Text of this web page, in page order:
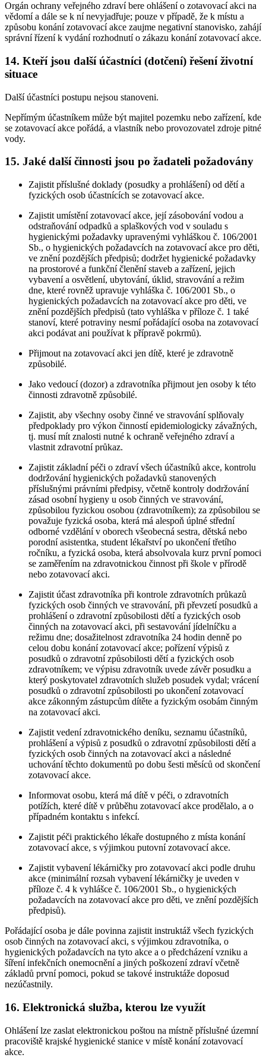
Orgán ochrany veřejného zdraví bere ohlášení o zotavovací akci na
vědomí a dále se k ní nevyjadřuje; pouze v případě, že k místu a
způsobu konání zotavovací akce zaujme negativní stanovisko, zahájí
správní řízení k vydání rozhodnutí o zákazu konání zotavovací akce.
14. Kteří jsou další účastníci (dotčení) řešení životní
situace
Další účastníci postupu nejsou stanoveni.
Nepřímým účastníkem může být majitel pozemku nebo zařízení, kde
se zotavovací akce pořádá, a vlastník nebo provozovatel zdroje pitné
vody.
15. Jaké další činnosti jsou po žadateli požadovány
Zajistit příslušné doklady (posudky a prohlášení) od dětí a
fyzických osob účastnících se zotavovací akce.
Zajistit umístění zotavovací akce, její zásobování vodou a
odstraňování odpadků a splaškových vod v souladu s
hygienickými požadavky upravenými vyhláškou č. 106/2001
Sb., o hygienických požadavcích na zotavovací akce pro děti,
ve znění pozdějších předpisů; dodržet hygienické požadavky
na prostorové a funkční členění staveb a zařízení, jejich
vybavení a osvětlení, ubytování, úklid, stravování a režim
dne, které rovněž upravuje vyhláška č. 106/2001 Sb., o
hygienických požadavcích na zotavovací akce pro děti, ve
znění pozdějších předpisů (tato vyhláška v příloze č. 1 také
stanoví, které potraviny nesmí pořádající osoba na zotavovací
akci podávat ani používat k přípravě pokrmů).
Přijmout na zotavovací akci jen dítě, které je zdravotně
způsobilé.
Jako vedoucí (dozor) a zdravotníka přijmout jen osoby k této
činnosti zdravotně způsobilé.
Zajistit, aby všechny osoby činné ve stravování splňovaly
předpoklady pro výkon činností epidemiologicky závažných,
tj. musí mít znalosti nutné k ochraně veřejného zdraví a
vlastnit zdravotní průkaz.
Zajistit základní péči o zdraví všech účastníků akce, kontrolu
dodržování hygienických požadavků stanovených
příslušnými právními předpisy, včetně kontroly dodržování
zásad osobní hygieny u osob činných ve stravování,
způsobilou fyzickou osobou (zdravotníkem); za způsobilou se
považuje fyzická osoba, která má alespoň úplné střední
odborné vzdělání v oborech všeobecná sestra, dětská nebo
porodní asistentka, student lékařství po ukončení třetího
ročníku, a fyzická osoba, která absolvovala kurz první pomoci
se zaměřením na zdravotnickou činnost při škole v přírodě
nebo zotavovací akci.
Zajistit účast zdravotníka při kontrole zdravotních průkazů
fyzických osob činných ve stravování, při převzetí posudků a
prohlášení o zdravotní způsobilosti dětí a fyzických osob
činných na zotavovací akci, při sestavování jídelníčku a
režimu dne; dosažitelnost zdravotníka 24 hodin denně po
celou dobu konání zotavovací akce; pořízení výpisů z
posudků o zdravotní způsobilosti dětí a fyzických osob
zdravotníkem; ve výpisu zdravotník uvede závěr posudku a
který poskytovatel zdravotních služeb posudek vydal; vrácení
posudků o zdravotní způsobilosti po ukončení zotavovací
akce zákonným zástupcům dítěte a fyzickým osobám činným
na zotavovací akci.
Zajistit vedení zdravotnického deníku, seznamu účastníků,
prohlášení a výpisů z posudků o zdravotní způsobilosti dětí a
fyzických osob činných na zotavovací akci a následné
uchování těchto dokumentů po dobu šesti měsíců od skončení
zotavovací akce.
Informovat osobu, která má dítě v péči, o zdravotních
potížích, které dítě v průběhu zotavovací akce prodělalo, a o
případném kontaktu s infekcí.
Zajistit péči praktického lékaře dostupného z místa konání
zotavovací akce, s výjimkou putovní zotavovací akce.
Zajistit vybavení lékárničky pro zotavovací akci podle druhu
akce (minimální rozsah vybavení lékárničky je uveden v
příloze č. 4 k vyhlášce č. 106/2001 Sb., o hygienických
požadavcích na zotavovací akce pro děti, ve znění pozdějších
předpisů).
Pořádající osoba je dále povinna zajistit instruktáž všech fyzických
osob činných na zotavovací akci, s výjimkou zdravotníka, o
hygienických požadavcích na tyto akce a o předcházení vzniku a
šíření infekčních onemocnění a jiných poškození zdraví včetně
základů první pomoci, pokud se takové instruktáže doposud
nezúčastnily.
16. Elektronická služba, kterou lze využít
Ohlášení lze zaslat elektronickou poštou na místně příslušné územní
pracoviště krajské hygienické stanice v místě konání zotavovací
akce.